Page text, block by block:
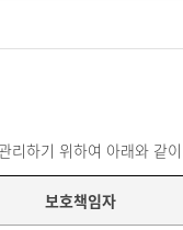
리하기 위하여 아래와 같
보호책임자